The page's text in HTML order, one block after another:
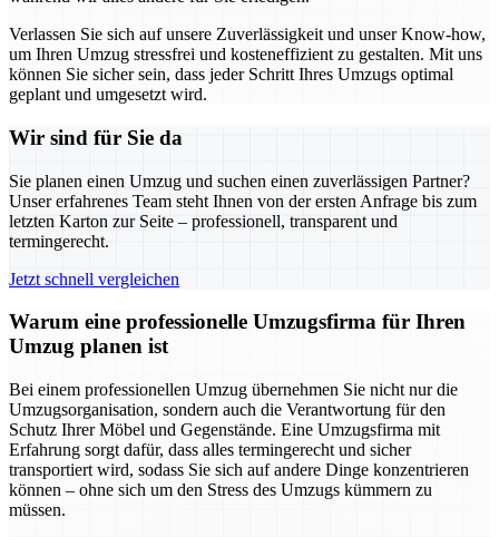
Verlassen Sie sich auf unsere Zuverlässigkeit und unser Know-how,
um Ihren Umzug stressfrei und kosteneffizient zu gestalten. Mit uns
können Sie sicher sein, dass jeder Schritt Ihres Umzugs optimal
geplant und umgesetzt wird.
Wir sind für Sie da
Sie planen einen Umzug und suchen einen zuverlässigen Partner?
Unser erfahrenes Team steht Ihnen von der ersten Anfrage bis zum
letzten Karton zur Seite – professionell, transparent und
termingerecht.
Jetzt schnell vergleichen
Warum eine professionelle Umzugsfirma für Ihren
Umzug planen ist
Bei einem professionellen Umzug übernehmen Sie nicht nur die
Umzugsorganisation, sondern auch die Verantwortung für den
Schutz Ihrer Möbel und Gegenstände. Eine Umzugsfirma mit
Erfahrung sorgt dafür, dass alles termingerecht und sicher
transportiert wird, sodass Sie sich auf andere Dinge konzentrieren
können – ohne sich um den Stress des Umzugs kümmern zu
müssen.